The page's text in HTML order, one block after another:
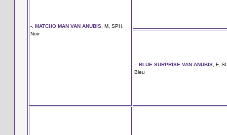
-. MATCHO MAN VAN ANUBIS , M, SPH,
Noir
-. BLUE SURPRISE VAN ANUBIS , F,
Bleu